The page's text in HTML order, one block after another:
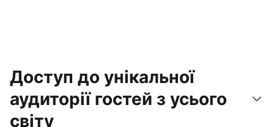
Доступ до унікальної
аудиторії гостей з усього
світу